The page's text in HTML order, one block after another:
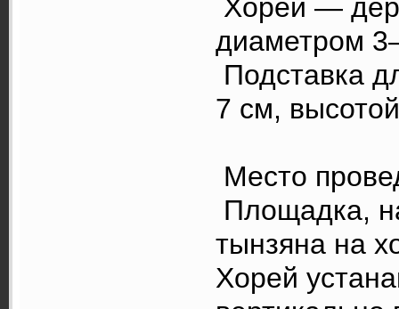
Хорей —
диаметром
Подставка
7 см,
Место
Площадка,
тынзяна на
Хорей